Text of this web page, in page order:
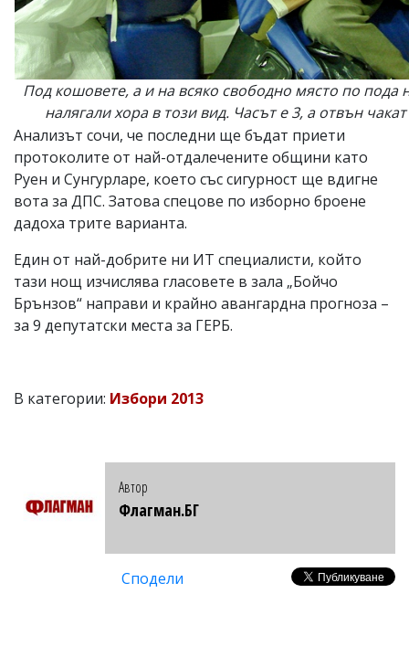
Под кошовете, а и на всяко свободно място по пода
налягали хора в този вид. Часът е 3, а отвън
Анализът сочи, че последни ще бъдат приети
протоколите от най-отдалечените общини като
Руен и Сунгурларе, което със сигурност ще вдигне
вота за ДПС. Затова спецове по изборно броене
дадоха трите варианта.
Един от най-добрите ни ИТ специалисти, който
тази нощ изчислява гласовете в зала „Бойчо
Брънзов“ направи и крайно авангардна прогноза –
за 9 депутатски места за ГЕРБ.
В категории: Избори 2013
Автор
Флагман.БГ
Сподели